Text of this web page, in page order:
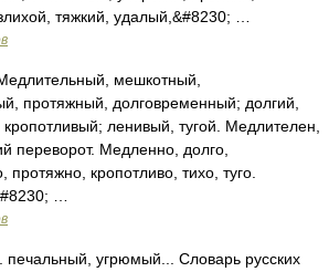
тяжкий, удалый,&#8230; …
мешкотный,
протяжный, долговременный; долгий,
кропотливый; ленивый, тугой. Медлителен,
переворот. Медленно, долго,
протяжно, кропотливо, тихо, туго.
…
угрюмый... Словарь русских